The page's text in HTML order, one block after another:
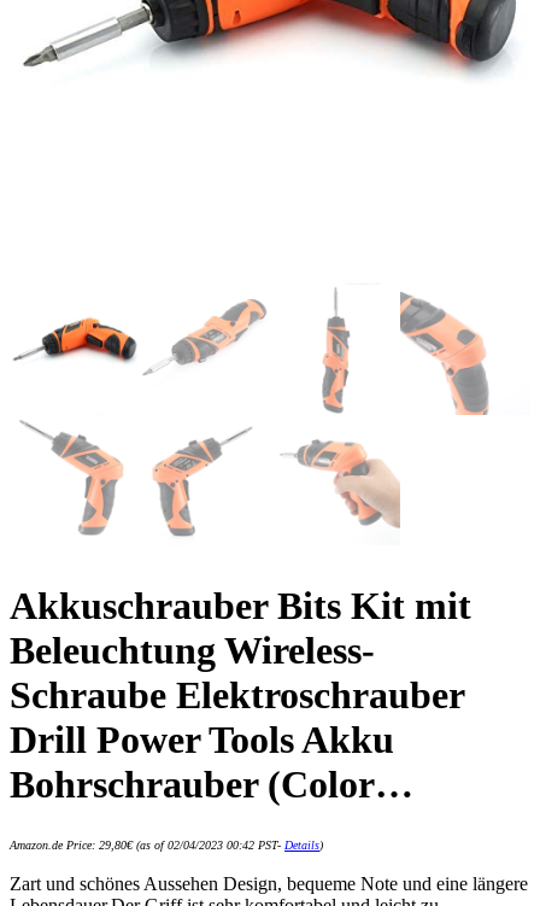
Akkuschrauber Bits Kit mit
Beleuchtung Wireless-
Schraube Elektroschrauber
Drill Power Tools Akku
Bohrschrauber (Color…
Amazon.de Price: 29,80€(as of 02/04/2023 00:42 PST- Details)
Zart und schönes Aussehen Design, bequeme Note und eine längere